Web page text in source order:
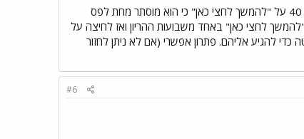
1. לאחר הזנת תאריך המחזור האחרון ולחיצה על "אשר" עוברים לפירוט שבועות ההריון. לא ניתן ללחוץ בשבוע 40 על "להמשך לחצי כאן" כי הוא מוסתר מחת לפס
"להמשך לחצי כאן" באחד משבועות ההריון ואז לחיצה על
לגלול למטה כדי להגיע אליהם. פתרון אפשרי (אם לא ניתן לחזור
#6